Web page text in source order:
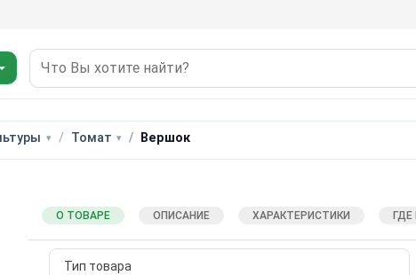
Томат Вершок
О ТОВАРЕ ОПИСАНИЕ ХАРАКТЕРИСТИКИ
Тип товара